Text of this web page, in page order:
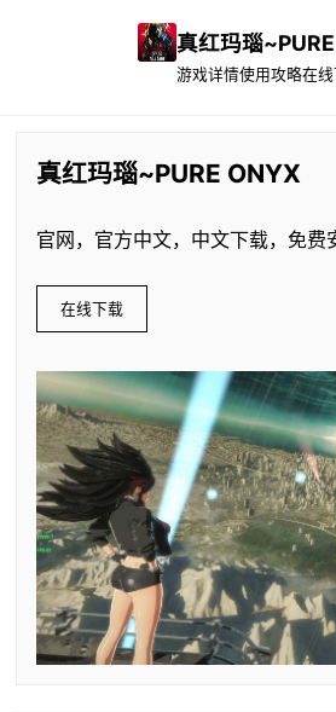
真红玛瑙
游戏详情使用攻略在
真红玛瑙~PURE ONYX
官网，官方中文，中文下载，免费
在线下载